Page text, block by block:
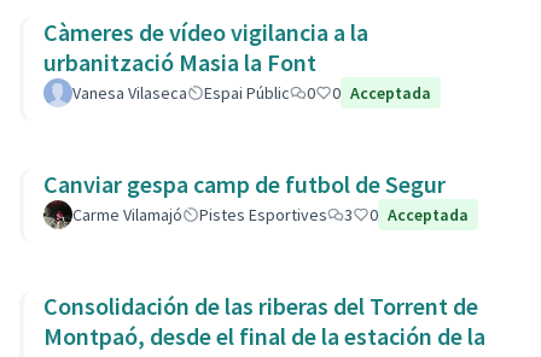
Càmeres de vídeo vigilancia a la
urbanització Masia la Font
Vanesa Vilaseca Espai Públic 0 0 Acceptada
Canviar gespa camp de futbol de Segur
Carme Vilamajó Pistes Esportives 3 0 Acceptada
Consolidación de las riberas del Torrent de
Montpaó, desde el final de la estación de la